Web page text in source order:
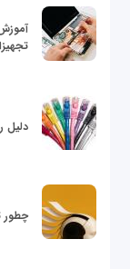
دلیل
چطور